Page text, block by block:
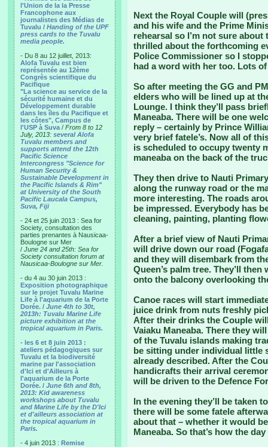
l'Union de la la Presse
Francophone aux
journalistes des Médias de
Tuvalu / Handing of the UPF
press cards to the Tuvalu
media people.
- Du 8 au 12 juillet, 2013:
Alofa Tuvalu est bien
représentée au 12ème
Congrès scientifique du
Pacifique
"La science au service de la
sécurité humaine et du
Développement durable
dans les îles du Pacifique et
les côtes", Campus de
l'USP à Suva / From 8 to 12
July, 2013: several Alofa
Tuvalu members and
supports attend the 12th
Pacific Science
Intercongress "Science for
Human Security &
Sustainable Development in
the Pacific Islands & Rim"
at University of the South
Pacific Laucala Campus,
Suva, Fiji
- 24 et 25 juin 2013 : Sea for
Society, consultation des
parties prenantes à Nausicaa-
Boulogne sur Mer
/ June 24 and 25th: Sea for
Society consultation forum at
Nausicaa-Boulogne sur Mer.
- du 4 au 30 juin 2013 :
Exposition photographique
sur le projet Tuvalu Marine
Life à l'aquarium de la Porte
Dorée. / June 4th to 30t,
2013h: Tuvalu Marine Life
picture exhibition at the
tropical aquarium in Paris.
- les 6 et 8 juin 2013 :
ateliers pédagogiques sur
Tuvalu et la biodiversité
marine par l'association
d'Ici et d'Ailleurs à
l'aquarium de la Porte
Dorée. / June 6th and 8th,
2013: Kid awareness
workshops about Tuvalu
and Marine Life by the D'Ici
et d'ailleurs association at
the tropical aquarium in
Paris.
- 4 juin 2013 : Remise
Next the Royal Couple will
and his wife and the Prime
rehearsal so I’m not sure
thrilled about the forthcoming
Police Commissioner so I
had a word with her too. Lots
So after meeting the GG and
elders who will be lined up at
Lounge. I think they’ll pass
Maneaba. There will be one
reply – certainly by Prince
very brief fatele’s. Now all of
is scheduled to occupy twenty
maneaba on the back of the
They then drive to Nauti
along the runway road or the
more interesting. The roads
be impressed. Everybody has
cleaning, painting, planting
After a brief view of Nauti
will drive down our road
and they will disembark from
Queen’s palm tree. They’ll
onto the balcony overlooking
Canoe races will start
juice drink from nuts freshly
After their drinks the Couple
Vaiaku Maneaba. There they
of the Tuvalu islands making
be sitting under individual little
already described. After the
handicrafts their arrival
will be driven to the Defence
In the evening they’ll be taken
there will be some fatele
about that – whether it would
Maneaba. So that’s how the